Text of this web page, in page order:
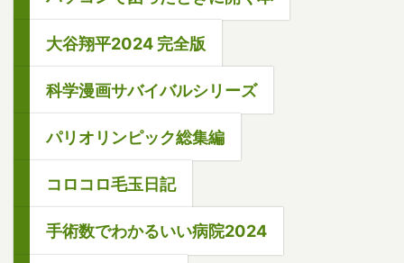
大谷翔平2024 完全版
科学漫画サバイバルシリーズ
パリオリンピック総集編
コロコロ毛玉日記
手術数でわかるいい病院2024